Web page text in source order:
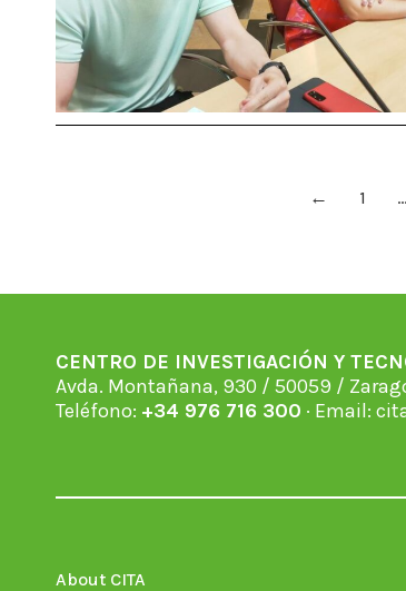
← 1 …
CENTRO DE INVESTIGACIÓN Y
Avda. Montañana, 930 / 50059 /
Teléfono: +34 976 716 300 · Email:
About CITA